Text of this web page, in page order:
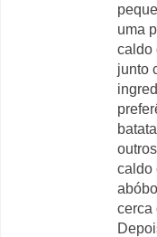
uma
caldo
junto
caldo
cerca